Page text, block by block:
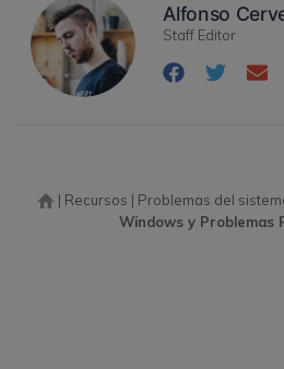
Alfonso
Staff Editor
| Recursos | Problemas del
Windows y Problemas